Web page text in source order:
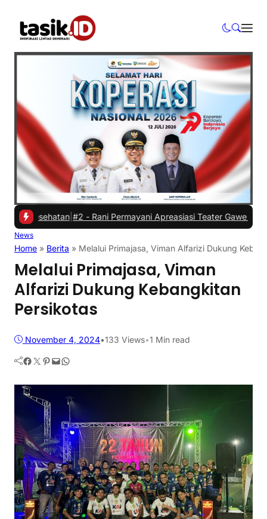
|#2 -Rani Permayani Apreasiasi Teater Gawe SMKN 3
News
Home » Berita » Melalui Primajasa, Viman Alfarizi Dukung
Melalui Primajasa, Viman
Alfarizi Dukung Kebangkitan
Persikotas
November 4, 2024•133 Views•1 Min read
Facebook Twitter Pinterest Mail WhatsApp